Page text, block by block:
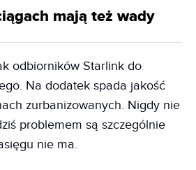
mają też wady
odbiorników Starlink do
Na dodatek spada jakość
zurbanizowanych. Nigdy nie
problemem są szczególnie
nie ma.